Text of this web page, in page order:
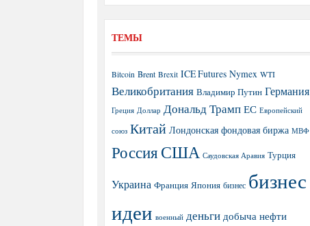
ТЕМЫ
Bitcoin Brent Brexit ICE Futures Nymex WTI
Великобритания Владимир Путин Германия
Греция Доллар Дональд Трамп ЕС Европейский
союз Китай Лондонская фондовая биржа МВФ
РоссияСША Саудовская Аравия Турция
Украина Франция Япония бизнес бизнес
идеи военный деньги добыча нефти